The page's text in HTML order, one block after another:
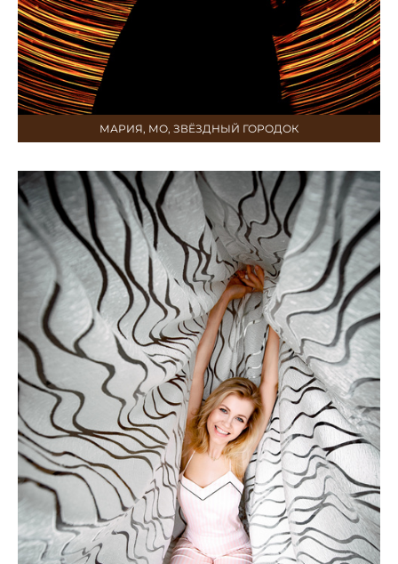
МАРИЯ, МО, ЗВЁЗДНЫЙ ГОРОДОК